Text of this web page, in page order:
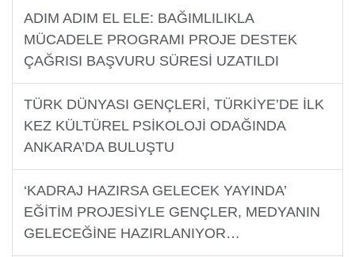
ADIM ADIM EL ELE: BAĞIMLILIKLA
MÜCADELE PROGRAMI PROJE DESTEK
ÇAĞRISI BAŞVURU SÜRESİ UZATILDI
TÜRK DÜNYASI GENÇLERİ, TÜRKİYE’DE İLK
KEZ KÜLTÜREL PSİKOLOJİ ODAĞINDA
ANKARA’DA BULUŞTU
‘KADRAJ HAZIRSA GELECEK YAYINDA’
EĞİTİM PROJESİYLE GENÇLER, MEDYANIN
GELECEĞİNE HAZIRLANIYOR…